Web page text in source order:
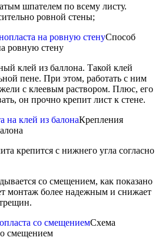
шпателем по всему листу.
ровной стены;
Способ
ровную стену
клей из баллона. Такой клей
пене. При этом, работать с ним
с клеевым раствором. Плюс, его
он прочно крепит лист к стене.
Крепления
крепится с нижнего угла согласно
со смещением, как показано
монтаж более надежным и снижает
Схема
смещением